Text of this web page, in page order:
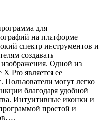
для
на платформе
спектр инструментов и
создавать
Одной из
X Pro является ее
могут легко
благодаря удобной
Интуитивные иконки и
простой и